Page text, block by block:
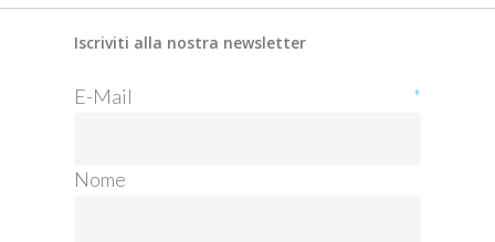
Iscriviti alla nostra newsletter
E-Mail *
Nome